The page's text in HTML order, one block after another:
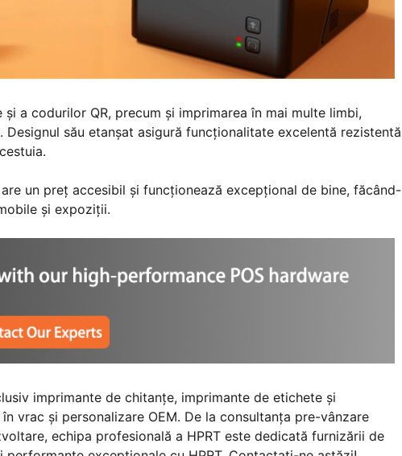
a codurilor QR, precum și imprimarea în mai multe limbi,
său etanșat asigură funcționalitate excelentă rezistentă
un preț accesibil și funcționează excepțional de bine, făcând-
și expoziții.
imprimante de chitanțe, imprimante de etichete și
vrac și personalizare OEM. De la consultanța pre-vânzare
echipa profesională a HPRT este dedicată furnizării de